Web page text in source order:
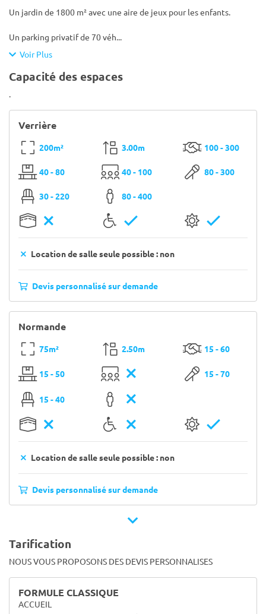
Un jardin de 1800 m² avec une aire de jeux pour les enfants.
Un parking privatif de 70 véh...
Voir Plus
Capacité des espaces
.
Verrière
200m² 3.00m 100 - 300
40 - 80 40 - 100 80 - 300
30 - 220 80 - 400
Location de salle seule possible : non
Devis personnalisé sur demande
Normande
75m² 2.50m 15 - 60
15 - 50 15 - 70
15 - 40
Location de salle seule possible : non
Devis personnalisé sur demande
Tarification
NOUS VOUS PROPOSONS DES DEVIS PERSONNALISES
FORMULE CLASSIQUE
ACCUEIL